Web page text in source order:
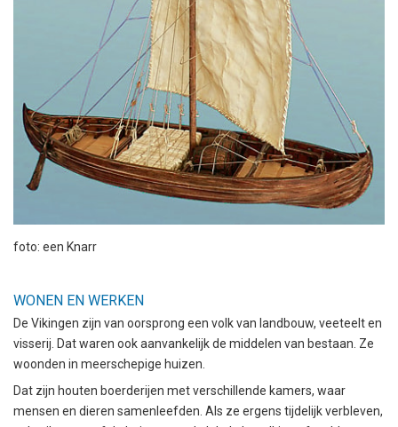
foto: een Knarr
WONEN EN WERKEN
De Vikingen zijn van oorsprong een volk van landbouw, veeteelt en
visserij. Dat waren ook aanvankelijk de middelen van bestaan. Ze
woonden in meerschepige huizen.
Dat zijn houten boerderijen met verschillende kamers, waar
mensen en dieren samenleefden. Als ze ergens tijdelijk verbleven,